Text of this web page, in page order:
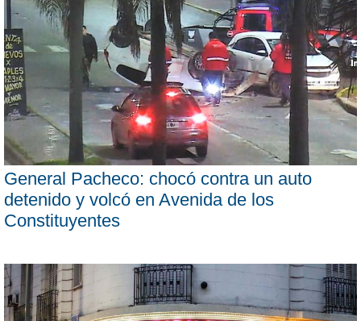
General Pacheco: chocó contra un auto
detenido y volcó en Avenida de los
Constituyentes